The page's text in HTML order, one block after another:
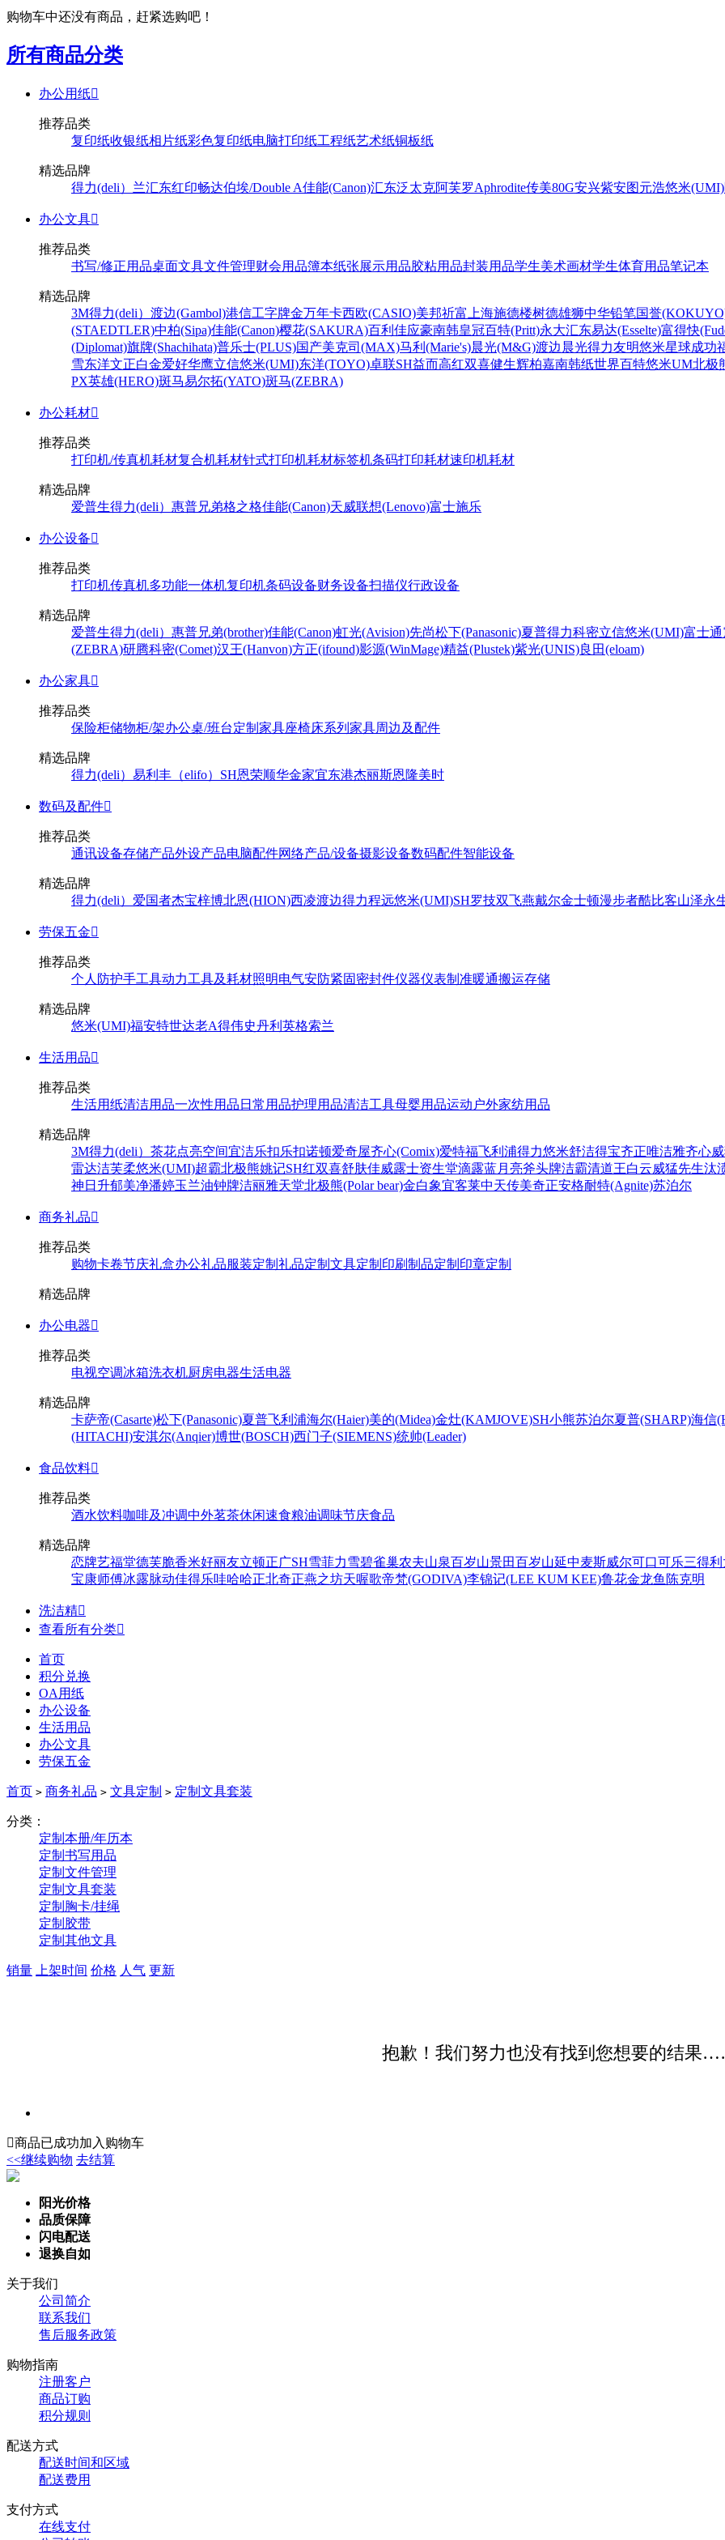
购物车中还没有商品，赶紧选购吧！
所有商品分类
办公用纸
推荐品类
复印纸收银纸相片纸彩色复印纸电脑打印纸工程纸艺术纸铜板纸
精选品牌
得力(deli） 兰汇东红印畅达伯埃/Double A佳能(Canon)汇东泛太克阿芙罗Aphrodite传美80G安兴紫安图元浩悠米(UMI)
办公文具
推荐品类
书写/修正用品桌面文具文件管理财会用品簿本纸张展示用品胶粘用品封装用品学生美术画材学生体育用品笔记本
精选品牌
3M得力(deli） 渡边(Gambol)港信工字牌金万年卡西欧(CASIO)美邦祈富 上海施德楼树德雄狮中华铅笔国誉
(STAEDTLER)中柏(Sipa)佳能(Canon)樱花(SAKURA)百利佳应豪南韩皇冠百特(Pritt)永大汇东易达(Esselte)富得快
(Diplomat)旗牌(Shachihata)普乐士(PLUS)国产美克司(MAX)马利(Marie's)晨光(M&G)渡边 晨光得力友明悠米星球成功
雪东洋文正白金爱好华鹰立信悠米(UMI)东洋(TOYO)卓联SH益而高红双喜健生辉柏嘉南韩纸世界百特悠米UM北极
PX英雄(HERO)斑马易尔拓(YATO)斑马(ZEBRA)
办公耗材
推荐品类
打印机/传真机耗材复合机耗材针式打印机耗材标签机条码打印耗材速印机耗材
精选品牌
爱普生得力(deli） 惠普兄弟格之格佳能(Canon)天威联想(Lenovo)富士施乐
办公设备
推荐品类
打印机传真机多功能一体机复印机条码设备财务设备扫描仪行政设备
精选品牌
爱普生得力(deli） 惠普兄弟(brother)佳能(Canon)虹光(Avision)先尚松下(Panasonic)夏普得力科密立信悠米(UMI)富士通
(ZEBRA)研腾科密(Comet)汉王(Hanvon)方正(ifound)影源(WinMage)精益(Plustek)紫光(UNIS)良田(eloam)
办公家具
推荐品类
保险柜储物柜/架办公桌/班台定制家具座椅床系列 家具周边及配件
精选品牌
得力(deli） 易利丰（elifo） SH恩荣顺华金家宜东港杰丽斯恩隆美时
数码及配件
推荐品类
通讯设备存储产品外设产品电脑配件网络产品/设备摄影设备数码配件智能设备
精选品牌
得力(deli） 爱国者杰宝梓博北恩(HION)西凌渡边得力程远悠米(UMI)SH罗技双飞燕戴尔金士顿漫步者酷比客山泽永
劳保五金
推荐品类
个人防护手工具动力工具及耗材照明电气安防紧固密封件仪器仪表制准暖通搬运存储
精选品牌
悠米(UMI)福安特世达老A得伟史丹利 英格索兰
生活用品
推荐品类
生活用纸清洁用品一次性用品 日常用品护理用品清洁工具母婴用品运动户外家纺用品
精选品牌
3M得力(deli） 茶花点亮空间宜洁乐扣乐扣诺顿爱奇屋齐心(Comix)爱特福飞利浦得力悠米舒洁得宝齐正唯洁雅齐心
雷达洁芙柔悠米(UMI)超霸北极熊姚记SH红双喜舒肤佳威露士资生堂滴露蓝月亮斧头牌洁霸清道王白云威猛先生汰
神 日升郁美净潘婷玉兰油钟牌洁丽雅天堂北极熊(Polar bear)金白象宜客莱中天传美奇正安格耐特(Agnite)苏泊尔
商务礼品
推荐品类
购物卡卷节庆礼盒办公礼品服装定制 礼品定制 文具定制 印刷制品定制 印章定制
精选品牌
办公电器
推荐品类
电视空调冰箱洗衣机厨房电器生活电器
精选品牌
卡萨帝(Casarte)松下(Panasonic)夏普飞利浦海尔(Haier)美的(Midea)金灶(KAMJOVE)SH小熊苏泊尔夏普(SHARP)海信
(HITACHI)安淇尔(Anqier)博世(BOSCH)西门子(SIEMENS)统帅(Leader)
食品饮料
推荐品类
酒水饮料咖啡及冲调中外茗茶休闲速食粮油调味节庆食品
精选品牌
恋牌艺福堂德芙脆香米好丽友立顿正广SH雪菲力雪碧雀巢农夫山泉百岁山景田百岁山延中麦斯威尔可口可乐三得利
宝康师傅冰露脉动佳得乐哇哈哈正北奇正燕之坊天喔歌帝梵(GODIVA)李锦记(LEE KUM KEE)鲁花金龙鱼 陈克明
洗洁精
查看所有分类
首页
积分兑换
OA用纸
办公设备
生活用品
办公文具
劳保五金
首页 > 商务礼品 > 文具定制 > 定制文具套装
分类：
定制本册/年历本
定制书写用品
定制文件管理
定制文具套装
定制胸卡/挂绳
定制胶带
定制其他文具
销量 上架时间 价格 人气 更新
抱歉！我们努力也没有找到您想要的结果
商品已成功加入购物车
<<继续购物 去结算
阳光价格
品质保障
闪电配送
退换自如
关于我们
公司简介
联系我们
售后服务政策
购物指南
注册客户
商品订购
积分规则
配送方式
配送时间和区域
配送费用
支付方式
在线支付